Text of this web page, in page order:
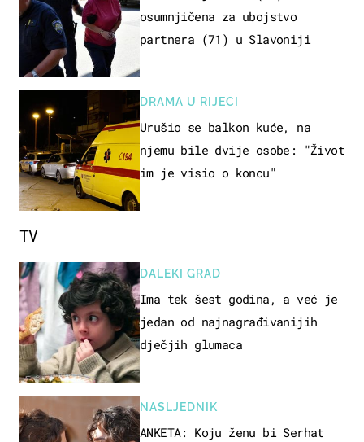
osumnjičena za ubojstvo
partnera (71) u Slavoniji
DRAMA U RIJECI
Urušio se balkon kuće, na
njemu bile dvije osobe: "Život
im je visio o koncu"
TV
DALEKI GRAD
Ima tek šest godina, a već je
jedan od najnagrađivanijih
dječjih glumaca
NASLJEDNIK
ANKETA: Koju ženu bi Serhat